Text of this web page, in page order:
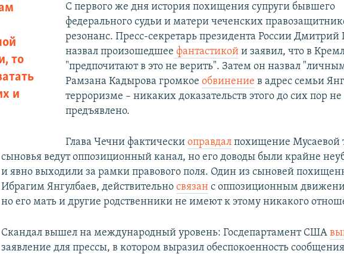
то
и
С первого же дня история похищения супруги бывшего
федерального судьи и матери чеченских
резонанс. Пресс-секретарь президента России Дмитрий
назвал произошедшее фантастикойи заявил, что в
"предпочитают в это не верить". Затем он назвал
Рамзана Кадырова громкое обвинение в адрес семьи
терроризме – никаких доказательств этого до сих пор не
предъявлено.
Глава Чечни фактически оправдалпохищение Мусаевой
сыновья ведут оппозиционный канал, но его доводы были крайне
и явно выходили за рамки правового поля. Один из сыновей
Ибрагим Янгулбаев, действительносвязан с оппозиционным
но его мать и другие родственники не имеют к этому никакого
Скандал вышел на международный уровень: Госдепартамент США
заявление для прессы, в котором выразил обеспокоенность